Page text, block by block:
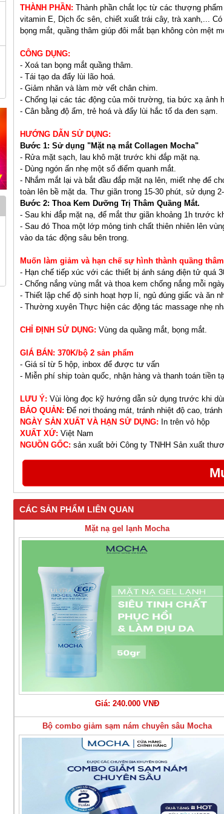
THÀNH PHẦN: Thành phần chắt lọc từ các thượng
vitamin E, Dịch ốc sên, chiết xuất trái cây, trà xanh,...
bọng mắt, quầng thâm giúp đôi mắt bạn không còn mệt
CÔNG DỤNG:
- Xoá tan bọng mắt quầng thâm.
- Tái tạo da đẩy lùi lão hoá.
- Giảm nhăn và làm mờ vết chân chim.
- Chống lại các tác động của môi trường, tia bức xạ ảnh
- Cân bằng độ ẩm, trẻ hoá và đẩy lùi hắc tố da đen sạm.
HƯỚNG DẪN SỬ DỤNG:
Bước 1: Sử dụng "Mặt nạ mắt Collagen Mocha"
- Rửa mặt sạch, lau khô mặt trước khi đắp mặt nạ.
- Dùng ngón ấn nhẹ một số điểm quanh mắt.
- Nhắm mắt lại và bắt đầu đắp mặt nạ lên, miết nhẹ để
toàn lên bề mặt da. Thư giãn trong 15-30 phút, sử dụng
Bước 2: Thoa Kem Dưỡng Trị Thâm Quầng Mắt.
- Sau khi đắp mặt nạ, để mắt thư giãn khoảng 1h trước
- Sau đó Thoa một lớp mỏng tinh chất thiên nhiên lên
vào da tác động sâu bên trong.
Muốn làm giảm và hạn chế sự hình thành quầng
- Hạn chế tiếp xúc với các thiết bị ánh sáng điện tử quá
- Chống nắng vùng mắt và thoa kem chống nắng mỗi
- Thiết lập chế độ sinh hoạt hợp lí, ngủ đúng giấc và ăn
- Thường xuyên Thực hiện các động tác massage nhẹ
CHỈ ĐỊNH SỬ DỤNG: Vùng da quầng mắt, bọng mắt.
GIÁ BÁN: 370K/bộ 2 sản phẩm
- Giá sỉ từ 5 hộp, inbox để được tư vấn
- Miễn phí ship toàn quốc, nhận hàng và thanh toán tiền
LƯU Ý: Vùi lòng đọc kỹ hướng dẫn sử dụng trước khi
BẢO QUẢN: Để nơi thoáng mát, tránh nhiệt độ cao,
NGÀY SẢN XUẤT VÀ HẠN SỬ DỤNG: In trên vỏ hộp
XUẤT XỨ: Việt Nam
NGUỒN GỐC: sản xuất bởi Công ty TNHH Sản xuất
CÁC SẢN PHẨM LIÊN QUAN
Mặt nạ gel lạnh Mocha
Giá: 240.000 VNĐ
Bộ combo giảm sạm nám chuyên sâu Mocha